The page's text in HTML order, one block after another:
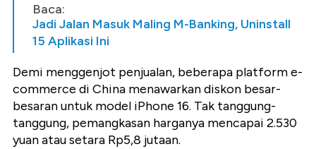
Baca:
Jadi Jalan Masuk Maling M-Banking, Uninstall
15 Aplikasi Ini
Demi menggenjot penjualan, beberapa platform e-
commerce di China menawarkan diskon besar-
besaran untuk model iPhone 16. Tak tanggung-
tanggung, pemangkasan harganya mencapai 2.530
yuan atau setara Rp5,8 jutaan.